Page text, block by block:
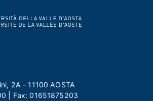
2A - 11100 AOSTA
| Fax:01651875203